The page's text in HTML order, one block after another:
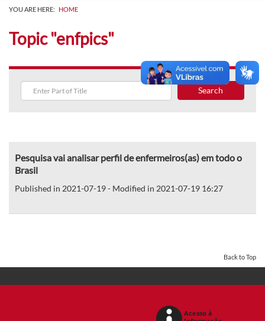
YOU ARE HERE: HOME
Topic "enfpics"
Search
Pesquisa vai analisar perfil de enfermeiros(as) em todo o
Brasil
Published in 2021-07-19 - Modified in 2021-07-19 16:27
Back to Top